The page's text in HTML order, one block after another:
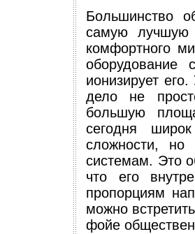
Большинство
самую лучшую
комфортного
оборудование
ионизирует
дело не
большую
сегодня
сложности, но
системам. Это
что его
пропорциям
можно
фойе